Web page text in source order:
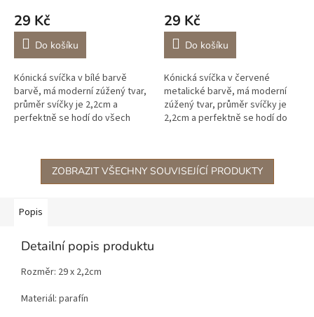
29 Kč
Do košíku
Kónická svíčka v bílé barvě
barvě, má moderní zúžený tvar,
průměr svíčky je 2,2cm a
perfektně se hodí do všech
29 Kč
Do košíku
Kónická svíčka v červené
metalické barvě, má moderní
zúžený tvar, průměr svíčky je
2,2cm a perfektně se hodí do
hoří,...
ZOBRAZIT VŠECHNY SOUVISEJÍCÍ PRODUKTY
Popis
Detailní popis produktu
Rozměr: 29 x 2,2cm
Materiál: parafín